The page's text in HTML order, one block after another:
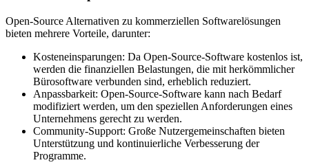
Open-Source Alternativen zu kommerziellen Softwarelösungen
bieten mehrere Vorteile, darunter:
Kosteneinsparungen: Da Open-Source-Software kostenlos ist,
werden die finanziellen Belastungen, die mit herkömmlicher
Bürosoftware verbunden sind, erheblich reduziert.
Anpassbarkeit: Open-Source-Software kann nach Bedarf
modifiziert werden, um den speziellen Anforderungen eines
Unternehmens gerecht zu werden.
Community-Support: Große Nutzergemeinschaften bieten
Unterstützung und kontinuierliche Verbesserung der
Programme.